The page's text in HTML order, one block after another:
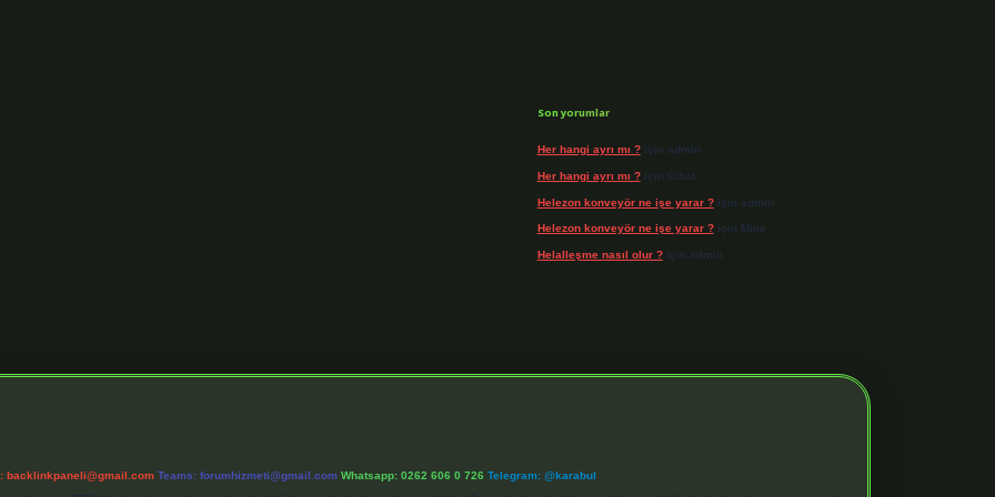
Son yorumlar
Her hangi ayrı mı ?için admin
Her hangi ayrı mı ?için Cihat
Helezon konveyör ne işe yarar ?için admin
Helezon konveyör ne işe yarar ?için Mine
Helalleşme nasıl olur ?için admin
backlinkpaneli@gmail.com Teams: forumhizmeti@gmail.com Whatsapp: 0262 606 0 726 Telegram: @karabul